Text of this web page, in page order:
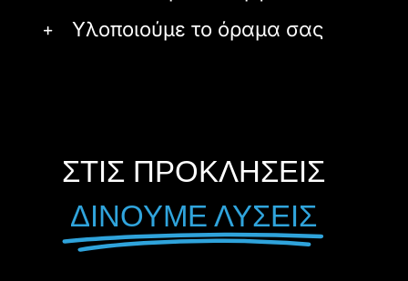
Υλοποιούμε το όραμα σας
ΣΤΙΣ ΠΡΟΚΛΗΣΕΙΣ
ΔΙΝΟΥΜΕ ΛΥΣΕΙΣ